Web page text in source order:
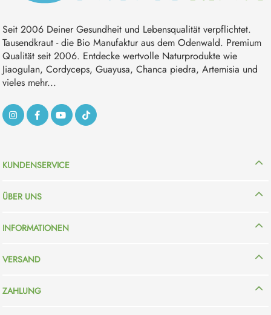
Seit 2006 Deiner Gesundheit und Lebensqualität verpflichtet.
Tausendkraut - die Bio Manufaktur aus dem Odenwald. Premium
Qualität seit 2006. Entdecke wertvolle Naturprodukte wie
Jiaogulan, Cordyceps, Guayusa, Chanca piedra, Artemisia und
vieles mehr...
KUNDENSERVICE
ÜBER UNS
INFORMATIONEN
VERSAND
ZAHLUNG